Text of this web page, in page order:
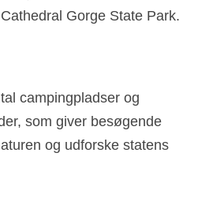
Gorge State Park.
campingpladser og
som giver besøgende
og udforske statens